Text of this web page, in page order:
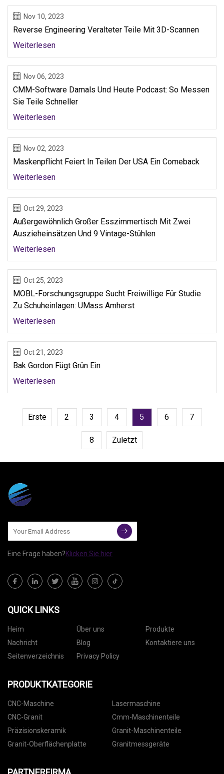
Nov 10, 2023
Reverse Engineering Veralteter Teile Mit 3D-Scannen
Weiterlesen
Nov 06, 2023
CMM-Software Damals Und Heute Podcast: So Messen
Sie Teile Schneller
Weiterlesen
Nov 02, 2023
Maskenpflicht Feiert In Teilen Der USA Ein Comeback
Weiterlesen
Oct 29, 2023
Außergewöhnlich Großer Esszimmertisch Mit Zwei
Auszieheinsätzen Und 9 Vintage-Stühlen
Weiterlesen
Oct 25, 2023
MOBL-Forschungsgruppe Sucht Freiwillige Für Studie
Zu Schuheinlagen: UMass Amherst
Weiterlesen
Oct 21, 2023
Bak Gordon Fügt Grün Ein
Weiterlesen
Erste 2 3 4 5 6 7
8 Zuletzt
Eine Frage haben?Klicken Sie hier
QUICK LINKS
Heim Über uns
Produkte
Nachricht
Blog
Kontaktiere uns
Seitenverzeichnis
Privacy Policy
PRODUKTKATEGORIE
CNC-Maschine
Lasermaschine
CNC-Granit
Cmm-Maschinenteile
Präzisionskeramik
Granit-Maschinenteile
Granit-Oberflächenplatte
Granitmessgeräte